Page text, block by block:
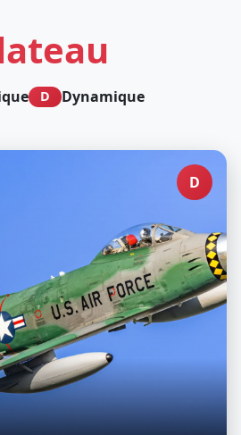
D Dynamique
D